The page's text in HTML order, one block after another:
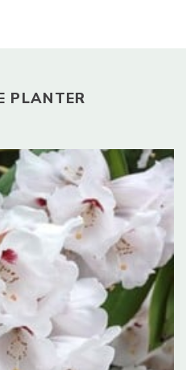
PLANTER